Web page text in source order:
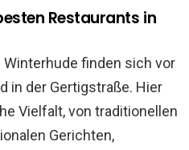
Restaurants in
finden sich vor
in der Gertigstraße. Hier
Vielfalt, von traditionellen
Gerichten,